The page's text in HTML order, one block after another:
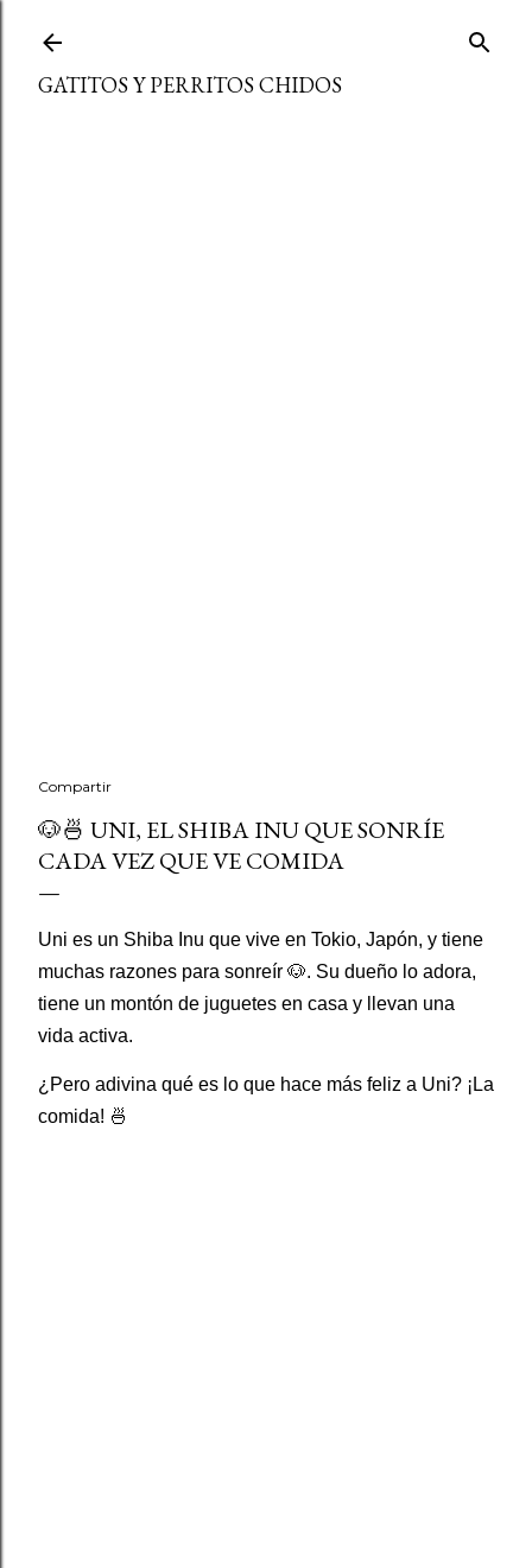
GATITOS Y PERRITOS CHIDOS
Compartir
🐶🍜 UNI, EL SHIBA INU QUE SONRÍE
CADA VEZ QUE VE COMIDA
Uni es un Shiba Inu que vive en Tokio, Japón, y tiene
muchas razones para sonreír 🐶. Su dueño lo adora,
tiene un montón de juguetes en casa y llevan una
vida activa.
¿Pero adivina qué es lo que hace más feliz a Uni? ¡La
comida! 🍜